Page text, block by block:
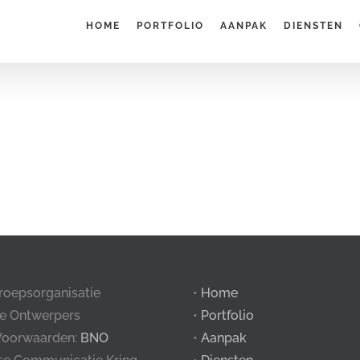
HOME PORTFOLIO AANPAK DIENSTEN
Ontwerpers
BNO
• Home
• Portfolio
• Aanpak